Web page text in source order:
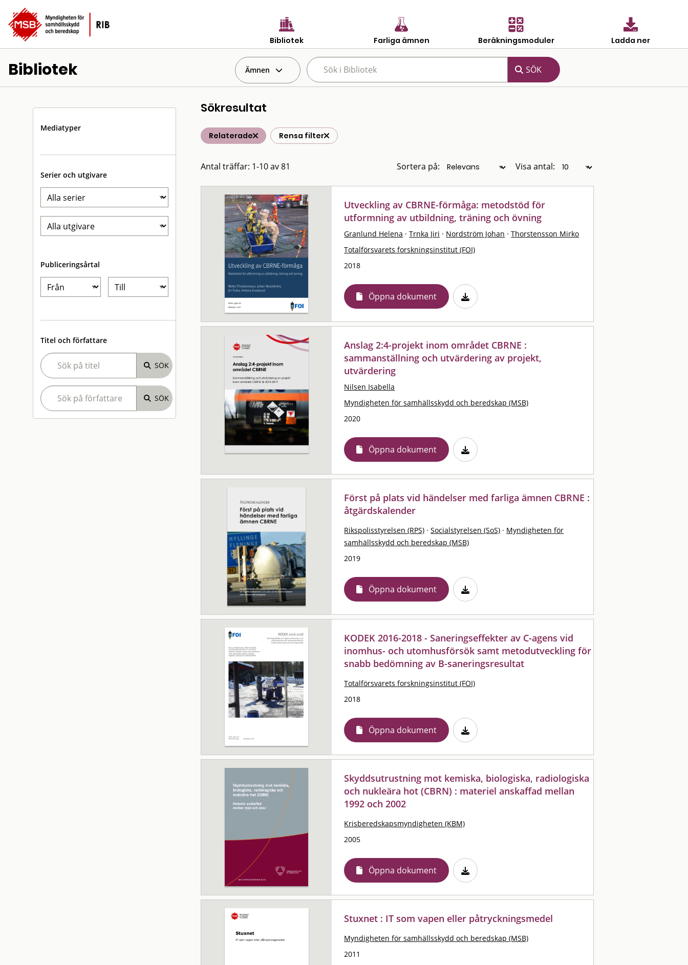
Bibliotek Farliga ämnen Beräkningsmoduler Ladda ner
Bibliotek Ämnen
Mediatyper
Serier och utgivare
Publiceringsårtal
Titel och författare
Sökresultat
Relaterade Rensa filter
Antal träffar: 1-10 av 81 Sortera på: Visa antal:
Utveckling av CBRNE-förmåga: metodstöd för
utformning av utbildning, träning och övning
Granlund Helena · Trnka Jiri · Nordström Johan · Thorstensson Mirko
Totalförsvarets forskningsinstitut (FOI)
2018
Öppna dokument
Anslag 2:4-projekt inom området CBRNE :
sammanställning och utvärdering av projekt,
utvärdering
Nilsen Isabella
Myndigheten för samhällsskydd och beredskap (MSB)
2020
Öppna dokument
Först på plats vid händelser med farliga ämnen CBRNE :
åtgärdskalender
Rikspolisstyrelsen (RPS) · Socialstyrelsen (SoS) · Myndigheten för
samhällsskydd och beredskap (MSB)
2019
Öppna dokument
KODEK 2016-2018 - Saneringseffekter av C-agens vid
inomhus- och utomhusförsök samt metodutveckling för
snabb bedömning av B-saneringsresultat
Totalförsvarets forskningsinstitut (FOI)
2018
Öppna dokument
Skyddsutrustning mot kemiska, biologiska, radiologiska
och nukleära hot (CBRN) : materiel anskaffad mellan
1992 och 2002
Krisberedskapsmyndigheten (KBM)
2005
Öppna dokument
Stuxnet : IT som vapen eller påtryckningsmedel
Myndigheten för samhällsskydd och beredskap (MSB)
2011